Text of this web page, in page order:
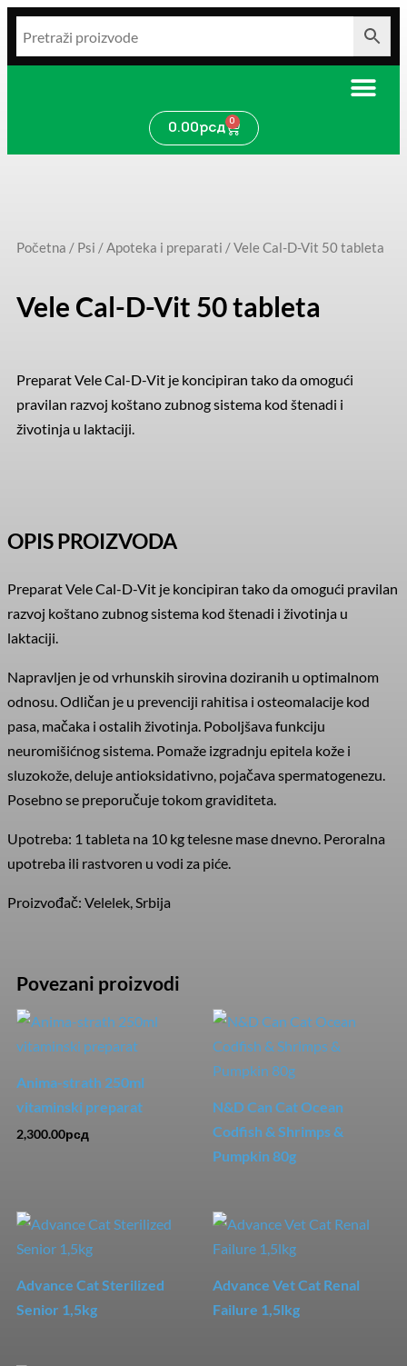
Pređi
sadržaj
0.00рсд 0
Cart
Početna / Psi /Apoteka i preparati / Vele Cal-D-Vit 50 tableta
Vele Cal-D-Vit 50 tableta
Preparat Vele Cal-D-Vit je koncipiran tako da omogući
pravilan razvoj koštano zubnog sistema kod štenadi i
životinja u laktaciji.
OPIS PROIZVODA
Preparat Vele Cal-D-Vit je koncipiran tako da omogući pravilan
razvoj koštano zubnog sistema kod štenadi i životinja u
laktaciji.
Napravljen je od vrhunskih sirovina doziranih u optimalnom
odnosu. Odličan je u prevenciji rahitisa i osteomalacije kod
pasa, mačaka i ostalih životinja. Poboljšava funkciju
neuromišićnog sistema. Pomaže izgradnju epitela kože i
sluzokože, deluje antioksidativno, pojačava spermatogenezu.
Posebno se preporučuje tokom graviditeta.
Upotreba: 1 tableta na 10 kg telesne mase dnevno. Peroralna
upotreba ili rastvoren u vodi za piće.
Proizvođač: Velelek, Srbija
Povezani proizvodi
Anima-strath 250ml
vitaminski preparat
2,300.00рсд
N&D Can Cat Ocean
Codfish & Shrimps &
Pumpkin 80g
Advance Cat Sterilized
Senior 1,5kg
Advance Vet Cat Renal
Failure 1,5lkg